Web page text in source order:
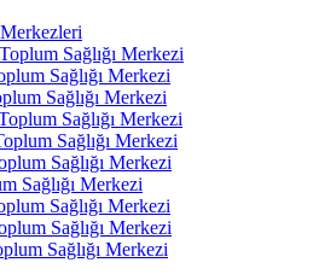
Sağlığı Merkezi
Sağlığı Merkezi
Sağlığı Merkezi
Sağlığı Merkezi
Sağlığı Merkezi
Sağlığı Merkezi
Sağlığı Merkezi
Sağlığı Merkezi
Sağlığı Merkezi
Sağlığı Merkezi